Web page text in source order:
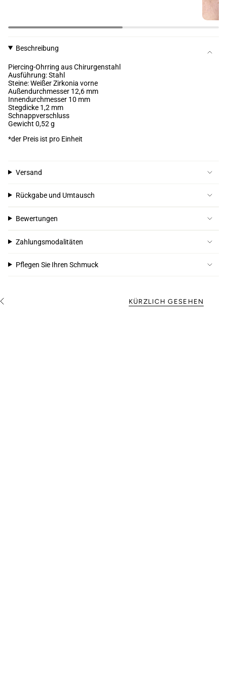
Beschreibung
Piercing-Ohrring aus Chirurgenstahl
Ausführung: Stahl
Steine: Weißer Zirkonia vorne
Außendurchmesser 12,6 mm
Innendurchmesser 10 mm
Stegdicke 1,2 mm
Schnappverschluss
Gewicht 0,52 g
*der Preis ist pro Einheit
Versand
Rückgabe und Umtausch
Bewertungen
Zahlungsmodalitäten
Pflegen Sie Ihren Schmuck
KÜRZLICH GESEHEN